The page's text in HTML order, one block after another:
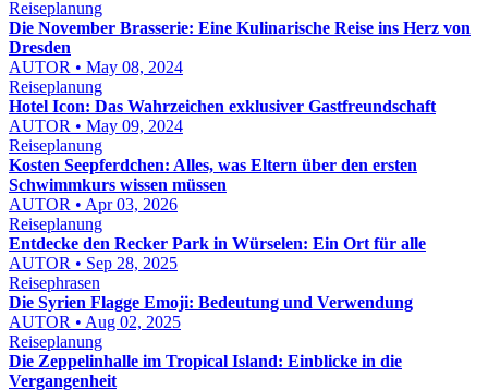
Reiseplanung
Die November Brasserie: Eine Kulinarische Reise ins Herz von
Dresden
AUTOR • May 08, 2024
Reiseplanung
Hotel Icon: Das Wahrzeichen exklusiver Gastfreundschaft
AUTOR • May 09, 2024
Reiseplanung
Kosten Seepferdchen: Alles, was Eltern über den ersten
Schwimmkurs wissen müssen
AUTOR • Apr 03, 2026
Reiseplanung
Entdecke den Recker Park in Würselen: Ein Ort für alle
AUTOR • Sep 28, 2025
Reisephrasen
Die Syrien Flagge Emoji: Bedeutung und Verwendung
AUTOR • Aug 02, 2025
Reiseplanung
Die Zeppelinhalle im Tropical Island: Einblicke in die
Vergangenheit